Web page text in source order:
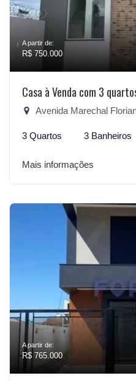
A partir de:
R$ 750.000
Casa à Venda com 3
Avenida Marechal Floriano Peixoto,
3 Quartos 3 Banheiros
Mais informações
A partir de:
R$ 765.000